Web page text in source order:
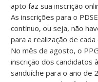
apto faz sua inscrição
As inscrições para o
contínuo, ou seja, não
para a realização de
No mês de agosto, o
inscrição dos candidatos
sanduíche para o ano de